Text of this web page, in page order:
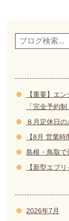
【重要】エ
「完全予約
８月定休日
【8月 営業時
島根・鳥取で
【新型エブ
2026年7月